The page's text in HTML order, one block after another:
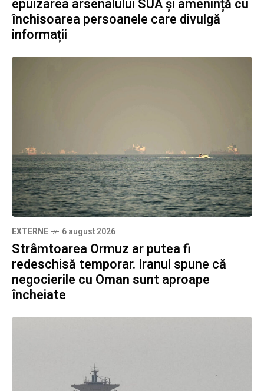
epuizarea arsenalului SUA și amenință cu
închisoarea persoanele care divulgă
informații
EXTERNE 6 august 2026
Strâmtoarea Ormuz ar putea fi
redeschisă temporar. Iranul spune că
negocierile cu Oman sunt aproape
încheiate